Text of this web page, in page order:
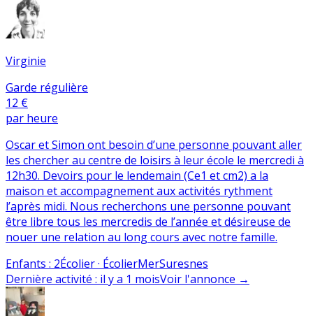
Virginie
Garde régulière
12 €
par heure
Oscar et Simon ont besoin d’une personne pouvant aller
les chercher au centre de loisirs à leur école le mercredi à
12h30. Devoirs pour le lendemain (Ce1 et cm2) a la
maison et accompagnement aux activités rythment
l’après midi. Nous recherchons une personne pouvant
être libre tous les mercredis de l’année et désireuse de
nouer une relation au long cours avec notre famille.
Enfants : 2Écolier · ÉcolierMerSuresnes
Dernière activité : il y a 1 moisVoir l'annonce →